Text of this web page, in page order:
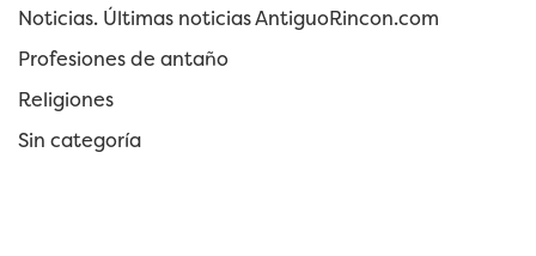
Noticias. Últimas noticias AntiguoRincon.com
Profesiones de antaño
Religiones
Sin categoría